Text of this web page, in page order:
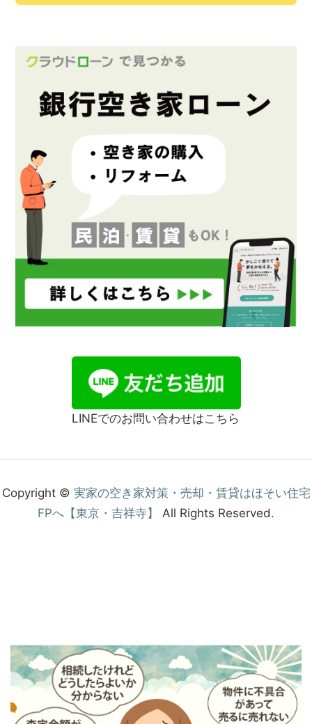
LINEでのお問い合わせはこちら
Copyright © 実家の空き家対策・売却・賃貸はほそい住宅
FPへ【東京・吉祥寺】
All Rights Reserved.